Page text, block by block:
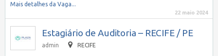
Mais detalhes da Vaga...
22 maio 2024
Estagiário de Auditoria – RECIFE / PE
admin RECIFE